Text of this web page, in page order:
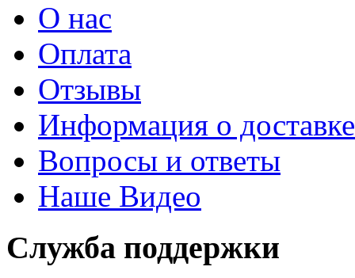
О нас
Оплата
Отзывы
Информация о доставке
Вопросы и ответы
Наше Видео
Служба поддержки